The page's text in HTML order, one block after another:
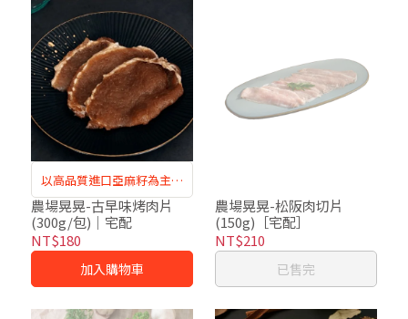
以高品質進口亞麻籽為主要
飼糧，人道管理、全程把關
品質控管
農場晃晃-古早味烤肉片
(300g/包)｜宅配
NT$180
加入購物車
農場晃晃-松阪肉切片
(150g)［宅配］
NT$210
已售完